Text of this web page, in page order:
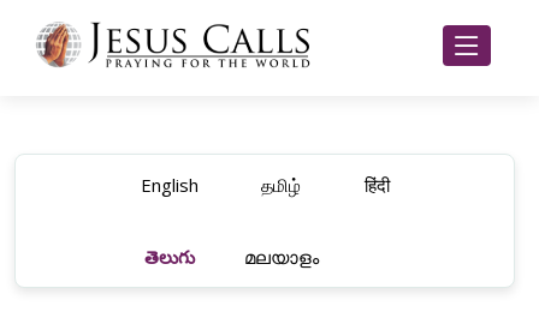
English தமிழ் हिंदी
తెలుగు മലയാളം